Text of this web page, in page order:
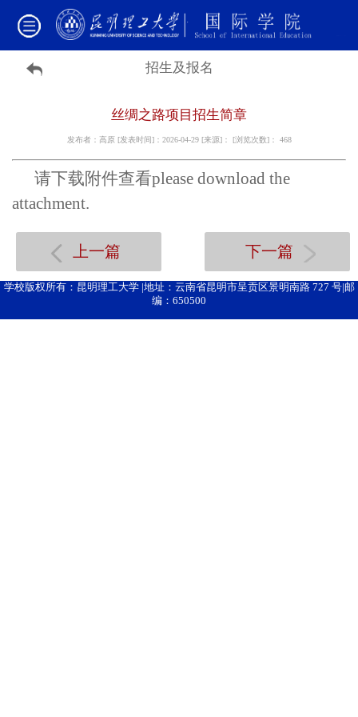
招生及报名
丝绸之路项目招生简章
发布者：高原 [发表时间]：2026-04-29 [来源]： [浏览次数]： 468
请下载附件查看please download the
attachment.
上一篇 下一篇
学校版权所有：昆明理工大学 |地址：云南省昆明市呈贡区景明南路 727 号|邮
编：650500